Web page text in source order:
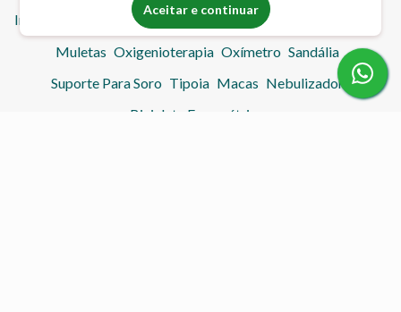
Imobilizador de Joelho Lavatório Inflável
Muletas Oxigenioterapia Oxímetro Sandália
Suporte Para Soro Tipoia Macas Nebulizador
Bicicleta Ergométrica
Aceitar e continuar